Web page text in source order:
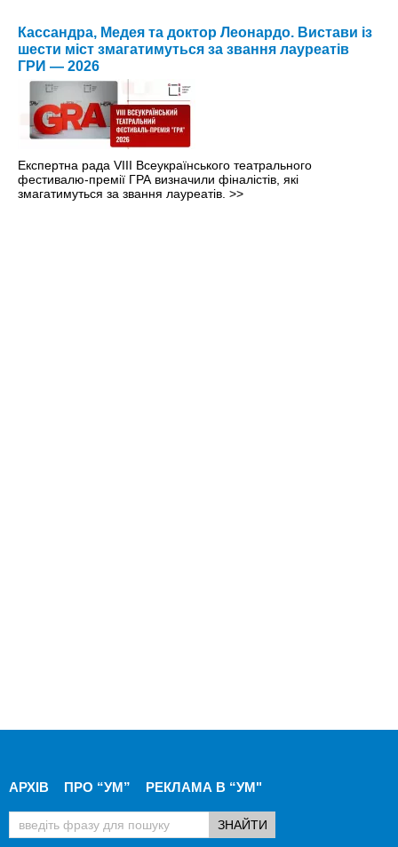
Кассандра, Медея та доктор Леонардо. Вистави із
шести міст змагатимуться за звання лауреатів
ГРИ — 2026
Експертна рада VIII Всеукраїнського театрального
фестивалю-премії ГРА визначили фіналістів, які
змагатимуться за звання лауреатів. >>
АРХІВ ПРО “УМ” РЕКЛАМА В “УМ"